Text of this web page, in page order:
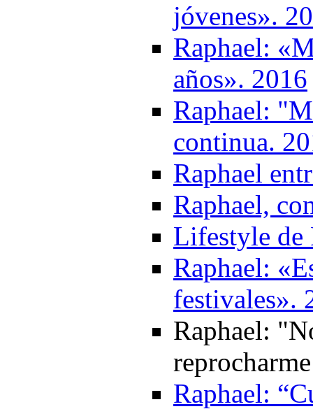
jóvenes».
Raphael:
años». 2016
Raphael:
continua.
Raphael
Raphael,
Lifestyle de
Raphael:
festivales».
Raphael:
Raphael: